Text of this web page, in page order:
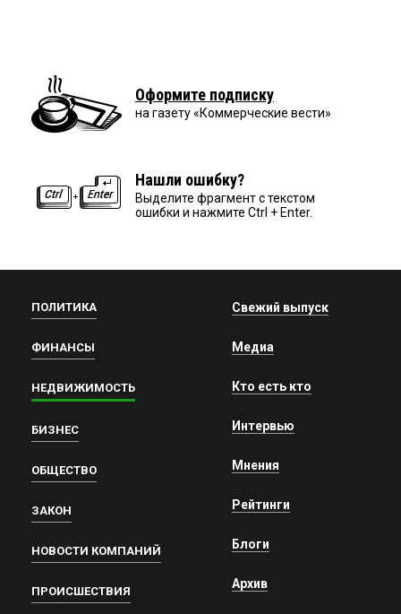
Оформите подписку
на газету «Коммерческие вести»
Нашли ошибку?
Выделите фрагмент с текстом
ошибки и нажмите Ctrl + Enter.
ПОЛИТИКА
ФИНАНСЫ
НЕДВИЖИМОСТЬ
БИЗНЕС
ОБЩЕСТВО
ЗАКОН
НОВОСТИ КОМПАНИЙ
ПРОИСШЕСТВИЯ
Свежий выпуск
Медиа
Кто есть кто
Интервью
Мнения
Рейтинги
Блоги
Архив